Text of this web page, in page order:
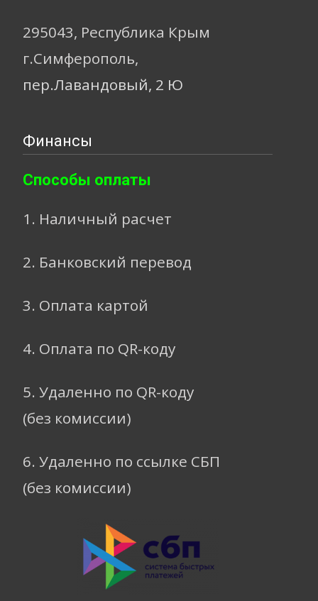
295043, Республика Крым
г.Симферополь,
пер.Лавандовый, 2 Ю
Финансы
Способы оплаты
1. Наличный расчет
2. Банковский перевод
3. Оплата картой
4. Оплата по QR-коду
5. Удаленно по QR-коду
(без комиссии)
6. Удаленно по ссылке СБП
(без комиссии)